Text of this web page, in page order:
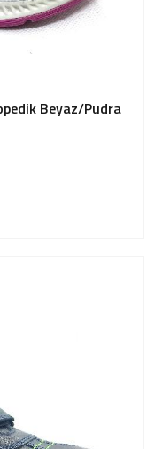
Beyaz/Pudra